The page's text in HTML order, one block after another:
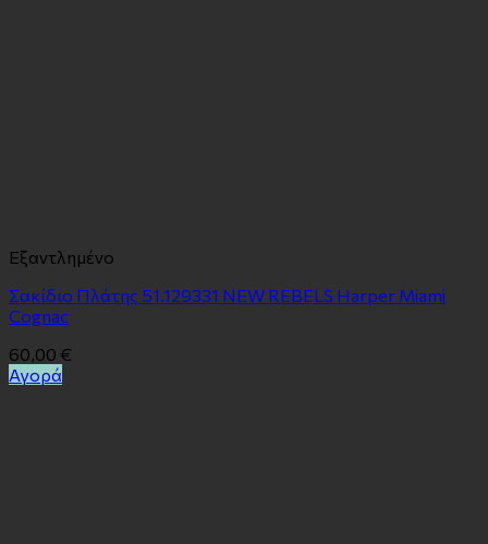
Εξαντλημένο
Σακίδιο Πλάτης 51.129331 NEW REBELS Harper Miami
Cognac
60,00 €
Αγορά